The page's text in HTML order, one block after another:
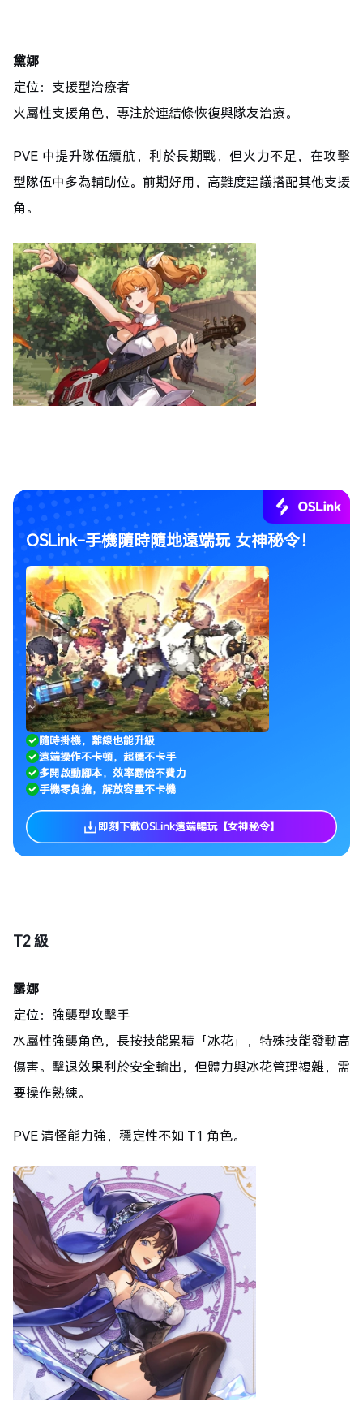
黛娜
定位：支援型治療者
火屬性支援角色，專注於連結條恢復與隊友治療。
PVE 中提升隊伍續航，利於長期戰，但火力不足，在攻擊
型隊伍中多為輔助位。前期好用，高難度建議搭配其他支援
角。
OSLink-手機隨時隨地遠端玩 女神秘令！
隨時掛機，離線也能升級
遠端操作不卡頓，超穩不卡手
多開啟動腳本，效率翻倍不費力
手機零負擔，解放容量不卡機
即刻下載OSLink遠端暢玩【女神秘令】
T2 級
露娜
定位：強襲型攻擊手
水屬性強襲角色，長按技能累積「冰花」，特殊技能發動高
傷害。擊退效果利於安全輸出，但體力與冰花管理複雜，需
要操作熟練。
PVE 清怪能力強，穩定性不如 T1 角色。